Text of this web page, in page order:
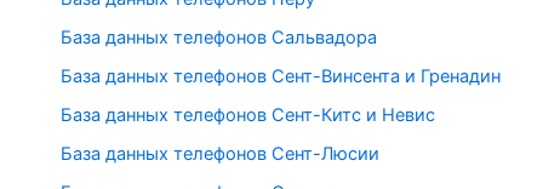
База данных телефонов Сальвадора
База данных телефонов Сент-Винсента и Гренадин
База данных телефонов Сент-Китс и Невис
База данных телефонов Сент-Люсии